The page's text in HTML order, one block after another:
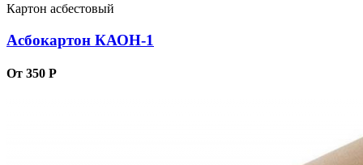
Картон асбестовый
Асбокартон КАОН-1
От 350 Р